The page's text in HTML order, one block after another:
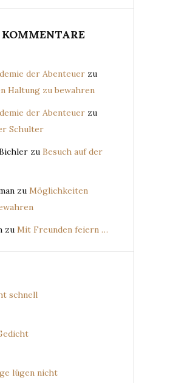
der Abenteuer zu
Haltung zu bewahren
der Abenteuer zu
Schulter
zu Besuch auf der
zu Möglichkeiten
zu Mit Freunden feiern …
schnell
lügen nicht